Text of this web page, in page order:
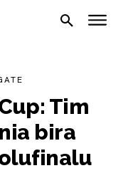
Tim
bira